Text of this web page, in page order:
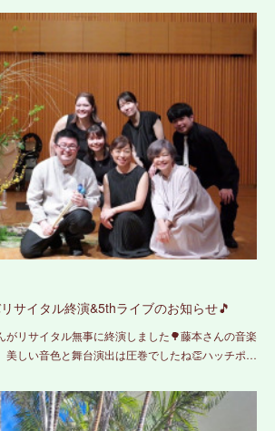
サイタル終演&5thライブのお知らせ🎵
がリサイタル無事に終演しました🌳藤本さんの音楽
美しい音色と舞台演出は圧巻でしたね👏ハッチポ…